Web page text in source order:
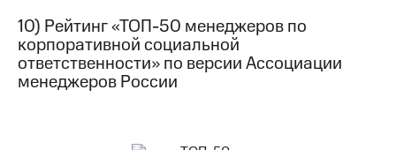
10) Рейтинг «ТОП-50 менеджеров по
корпоративной социальной
ответственности» по версии Ассоциации
менеджеров России